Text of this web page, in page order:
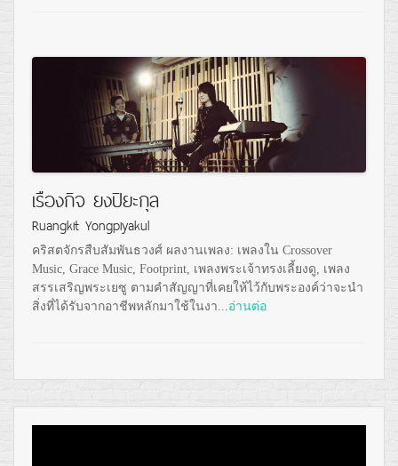
เรืองกิจ ยงปิยะกุล
Ruangkit Yongpiyakul
คริสตจักรสืบสัมพันธวงศ์ ผลงานเพลง: เพลงใน Crossover
Music, Grace Music, Footprint, เพลงพระเจ้าทรงเลี้ยงดู, เพลง
สรรเสริญพระเยซู ตามคำสัญญาที่เคยให้ไว้กับพระองค์ว่าจะนำ
สิ่งที่ได้รับจากอาชีพหลักมาใช้ในงา...อ่านต่อ